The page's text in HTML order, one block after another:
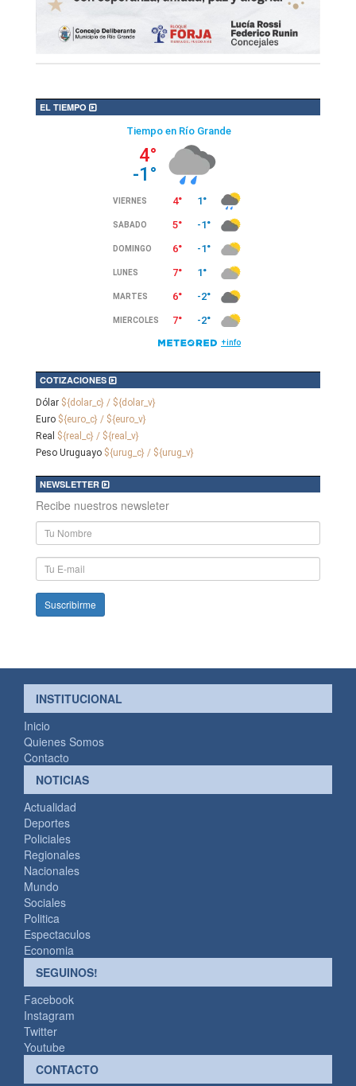
EL TIEMPO
COTIZACIONES
Dólar ${dolar_c} / ${dolar_v}
Euro ${euro_c} / ${euro_v}
Real ${real_c} / ${real_v}
Peso Uruguayo ${urug_c} / ${urug_v}
NEWSLETTER
Recibe nuestros newsleter
Nombre
y
Apellido
E-
mail
INSTITUCIONAL
Inicio
Quienes Somos
Contacto
NOTICIAS
Actualidad
Deportes
Policiales
Regionales
Nacionales
Mundo
Sociales
Politica
Espectaculos
Economia
SEGUINOS!
Facebook
Instagram
Twitter
Youtube
CONTACTO